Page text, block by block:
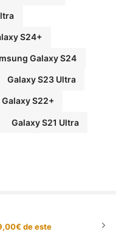
S24+
Galaxy S24
Galaxy S23 Ultra
Galaxy S22+
Galaxy S21 Ultra
de este